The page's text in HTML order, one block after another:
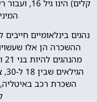
נהגים בינלאומיים
ההשכרה הן אלו
השכרת רכב